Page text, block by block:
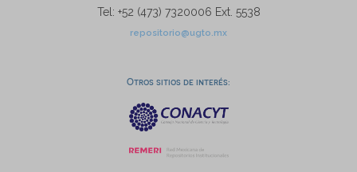
Tel: +52 (473) 7320006 Ext. 5538
repositorio@ugto.mx
Otros sitios de interés: